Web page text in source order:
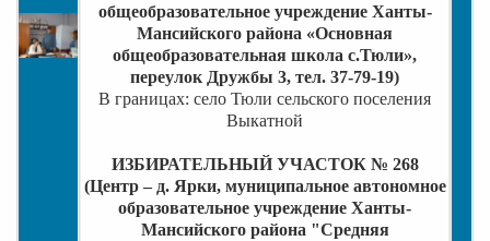
общеобразовательное учреждение Ханты-
Мансийского района «Основная
общеобразовательная школа с.Тюли»,
переулок Дружбы 3, тел. 37-79-19)
В границах: село Тюли сельского поселения
Выкатной
ИЗБИРАТЕЛЬНЫЙ УЧАСТОК № 268
(Центр – д. Ярки, муниципальное автономное
образовательное учреждение Ханты-
Мансийского района "Средняя